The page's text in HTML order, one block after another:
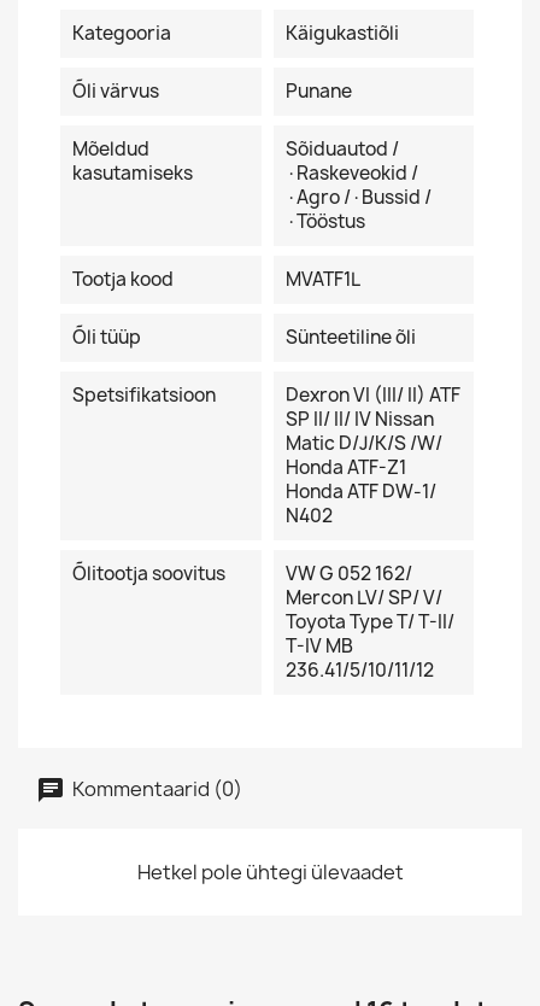
Kategooria Käigukastiõli
Õli värvus Punane
Mõeldud
kasutamiseks
Sõiduautod /
·Raskeveokid /
·Agro /·Bussid /
·Tööstus
Tootja kood MVATF1L
Õli tüüp Sünteetiline õli
Spetsifikatsioon
Dexron VI (III/ II) ATF
SP II/ II/ IV Nissan
Matic D/J/K/S /W/
Honda ATF-Z1
Honda ATF DW-1/
N402
Õlitootja soovitus
VW G 052 162/
Mercon LV/ SP/ V/
Toyota Type T/ T-II/
T-IV MB
236.41/5/10/11/12
Kommentaarid (0)
Hetkel pole ühtegi ülevaadet